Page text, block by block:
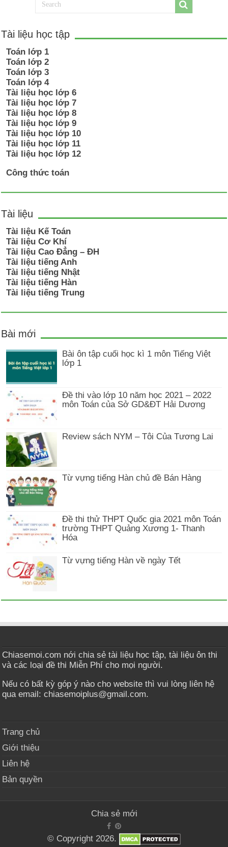
Tài liệu học tập
Toán lớp 1
Toán lớp 2
Toán lớp 3
Toán lớp 4
Tài liệu học lớp 6
Tài liệu học lớp 7
Tài liệu học lớp 8
Tài liệu học lớp 9
Tài liệu học lớp 10
Tài liệu học lớp 11
Tài liệu học lớp 12
Công thức toán
Tài liệu
Tài liệu Kế Toán
Tài liệu Cơ Khí
Tài liệu Cao Đẳng – ĐH
Tài liệu tiếng Anh
Tài liệu tiếng Nhật
Tài liệu tiếng Hàn
Tài liệu tiếng Trung
Bài mới
Bài ôn tập cuối học kì 1 môn Tiếng Việt
lớp 1
Đề thi vào lớp 10 năm học 2021 – 2022
môn Toán của Sở GD&ĐT Hải Dương
Review sách NYM – Tôi Của Tương Lai
Từ vựng tiếng Hàn chủ đề Bán Hàng
Đề thi thử THPT Quốc gia 2021 môn Toán
trường THPT Quảng Xương 1- Thanh
Hóa
Từ vựng tiếng Hàn về ngày Tết
Chiasemoi.com nới chia sẻ tài liệu học tập, tài liệu ôn thi
và các loại đề thi Miễn Phí cho mọi người.
Nếu có bất kỳ góp ý nào cho website thì vui lòng liên hệ
qua email: chiasemoiplus@gmail.com.
Trang chủ
Giới thiệu
Liên hệ
Bản quyền
Chia sẻ mới
© Copyright 2026.